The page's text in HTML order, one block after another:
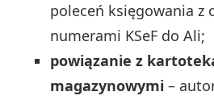
poleceń księgowania z
numerami KSeF do Ali;
powiązanie z
magazynowymi –